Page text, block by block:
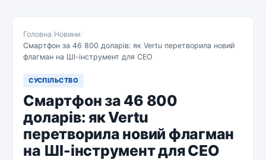
Головна/Новини/
Смартфон за 46 800 доларів: як Vertu перетворила новий
флагман на ШІ-інструмент для CEO
СУСПІЛЬСТВО
Смартфон за 46 800
доларів: як Vertu
перетворила новий флагман
на ШІ-інструмент для CEO